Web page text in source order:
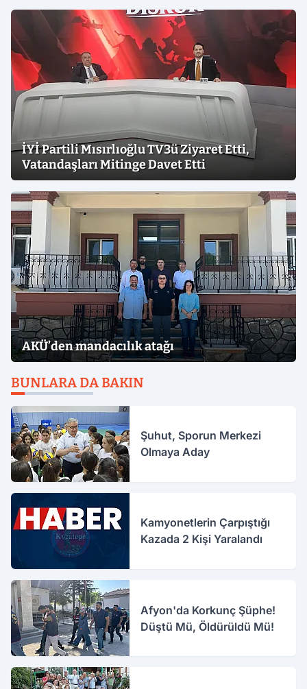
İYİ Partili Mısırlıoğlu TV3ü Ziyaret Etti,
Vatandaşları Mitinge Davet Etti
AKÜ’den mandacılık atağı
BUNLARA DA BAKIN
Şuhut, Sporun Merkezi
Olmaya Aday
Kamyonetlerin Çarpıştığı
Kazada 2 Kişi Yaralandı
Afyon'da Korkunç Şüphe!
Düştü Mü, Öldürüldü Mü!